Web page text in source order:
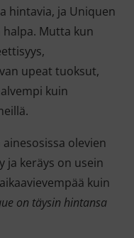
hintavia, ja Uniquen
Mutta kun
upeat tuoksut,
kuin
olevien
ja keräys on usein
kuin
on täysin hintansa